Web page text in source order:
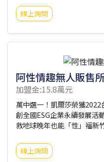
線上詢問
阿性情趣無人販售
加盟金:15.8萬元
萬中選一！凱爾莎榮獲
創全國ESG企業永續發展活
救地球晚年也能「性」福新
兩性身心靈健康產業資源，
以透過凱爾莎集團創建的生
線上詢問